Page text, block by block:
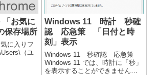
お気に
保存場所
に入りフ
（ユ
Windows 11 時計 秒確
認 応急策 「日付と時
刻」表示
Windows 11 秒確認 応急策
Windows 11 では、時計に「秒」
を表示することができません。